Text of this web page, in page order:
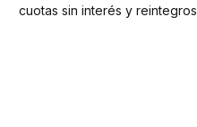
cuotas sin interés y reintegros